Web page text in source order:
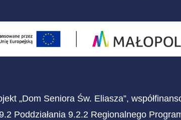
„Dom Seniora Św. Eliasza”,
Poddziałania 9.2.2 Regionalnego